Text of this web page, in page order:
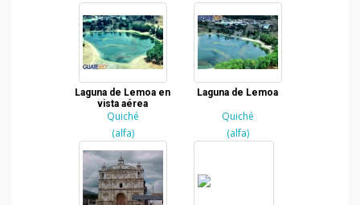
Laguna de Lemoa en
vista aérea
Quiché
(alfa)
Laguna de Lemoa
Quiché
(alfa)